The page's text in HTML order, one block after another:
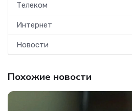
Телеком
Интернет
Новости
Похожие новости